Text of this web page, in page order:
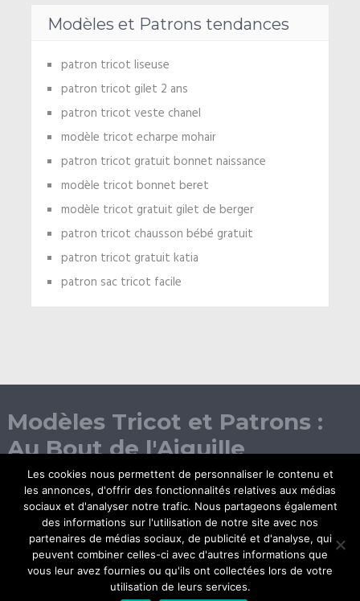
Modèles et Patrons tendances
patron tricot liseuse
patron tricot gilet 2 ans
patron tricot veste chanel
modèle tricot echarpe mohair
patron tricot gratuit bonnet naissance
modèle tricot bonnet beret
modèle tricot gratuit gilet de berger
patron tricot chausson bébé gratuit
patron tricot gratuit katia
patron sac tricot facile
Modèles Tricot et Patrons :
Au Bout de l'Aiguille
Les cookies nous permettent de personnaliser le contenu et
les annonces, d'offrir des fonctionnalités relatives aux médias
sociaux et d'analyser notre trafic. Nous partageons également
des informations sur l'utilisation de notre site avec nos
partenaires de médias sociaux, de publicité et d'analyse, qui
peuvent combiner celles-ci avec d'autres informations que
vous leur avez fournies ou qu'ils ont collectées lors de votre
utilisation de leurs services.